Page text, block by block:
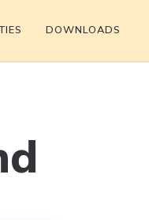
DOWNLOADS